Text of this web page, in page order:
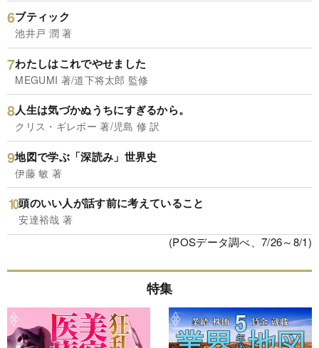
ブティック
池井戸 潤 著
わたしはこれでやせました
MEGUMI 著/道下将太郎 監修
人生は気づかぬうちにすぎるから。
クリス・ギレボー 著/児島 修 訳
地図で学ぶ「深読み」世界史
伊藤 敏 著
頭のいい人が話す前に考えていること
安達裕哉 著
(POSデータ調べ、7/26～8/1)
特集